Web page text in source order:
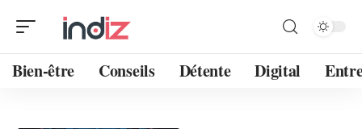
Bien-être Conseils Détente Digital